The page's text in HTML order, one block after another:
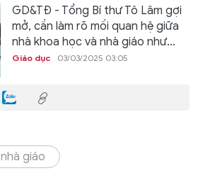
GD&TĐ - Tổng Bí thư Tô Lâm gợi
mở, cần làm rõ mối quan hệ giữa
nhà khoa học và nhà giáo như...
Giáo dục 03/03/2025 03:05
nhà giáo